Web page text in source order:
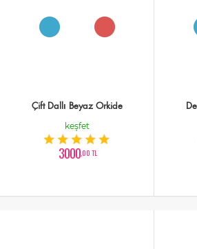
Çift Dallı Beyaz Orkide
keşfet
3000,00 TL